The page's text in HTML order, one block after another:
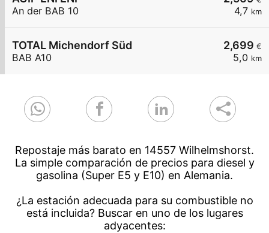
4,7 km
An der BAB 10
2,699 €
5,0 km
TOTAL Michendorf Süd
BAB A10
Repostaje más barato en 14557 Wilhelmshorst.
La simple comparación de precios para diesel y
gasolina (Super E5 y E10) en Alemania.
¿La estación adecuada para su combustible no
está incluida? Buscar en uno de los lugares
adyacentes: